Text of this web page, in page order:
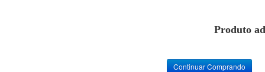
Produto
Continuar Comprando